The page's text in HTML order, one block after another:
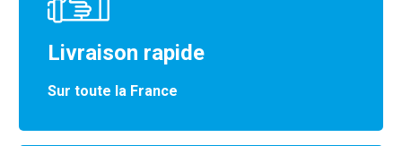
Livraison rapide
Sur toute la France